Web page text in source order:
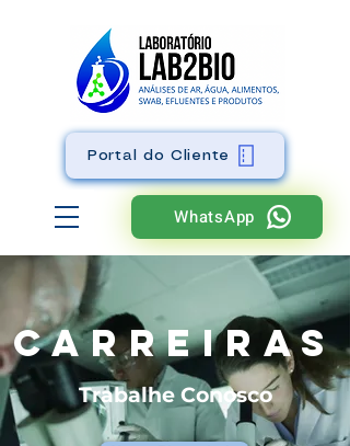
WhatsApp
Portal do Cliente
CARREIRAs
Trabalhe Conosco